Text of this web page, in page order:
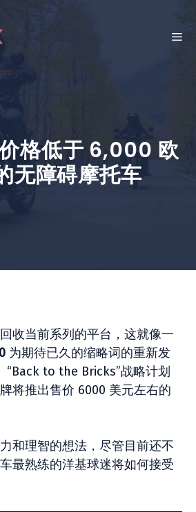
菜
格低于 6,000 欧
无障碍摩托车
收当前系列的平台，这就像一
为期待已久的缩略词的重新发
“Back to the Bricks”战略计划
将推出售价 6000 美元左右的
和理智的想法，尽管目前还不
最熟练的洋基球迷将如何接受